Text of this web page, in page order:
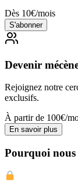
Dès 10€/mois
S'abonner
Devenir
Rejoignez notre
exclusifs.
À partir de 100€/
En savoir plus
Pourquoi nous